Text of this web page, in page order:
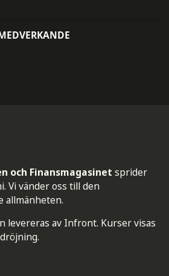
och Finansmagasinet sprider
Vi vänder oss till den
allmänheten.
levereras av Infront. Kurser visas